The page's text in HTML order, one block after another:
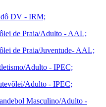
DV - IRM;
de Praia/Adulto - AAL;
de Praia/Juventude- AAL;
Adulto - IPEC;
Adulto - IPEC;
Masculino/Adulto -